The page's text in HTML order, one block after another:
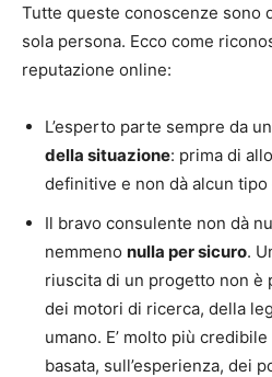
Tutte queste conoscenze sono
sola persona. Ecco come
reputazione online:
L’esperto parte sempre da
della situazione: prima di
definitive e non dà alcun
Il bravo consulente non dà
nemmeno nulla per sicuro.
riuscita di un progetto non è
dei motori di ricerca, della
umano. E’ molto più
basata, sull’esperienza, dei